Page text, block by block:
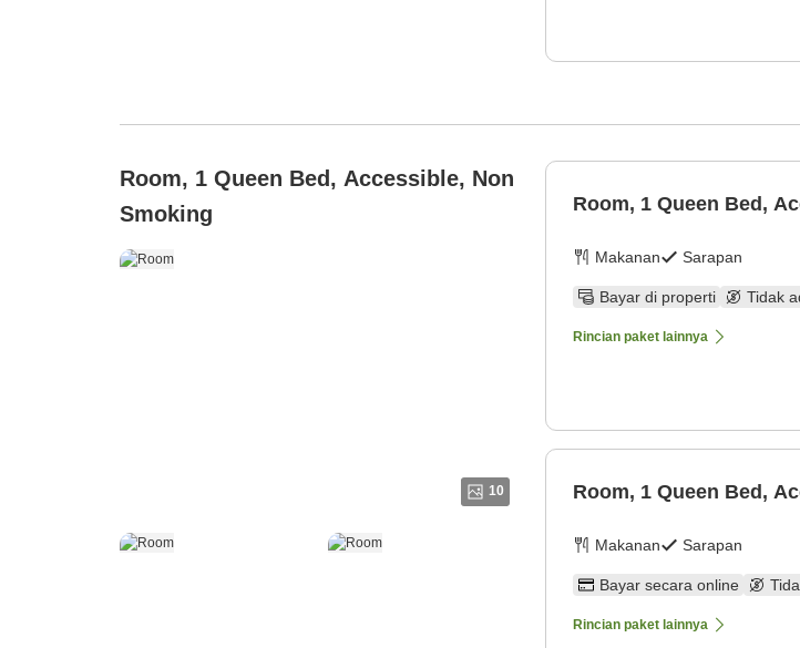
Room, 1 Queen Bed, Accessible, Non
Smoking
10
Room, 1 Queen Bed,
Makanan Sarapan
Bayar di properti Tidak
Rincian paket lainnya
Room, 1 Queen Bed,
Makanan Sarapan
Bayar secara online
Rincian paket lainnya